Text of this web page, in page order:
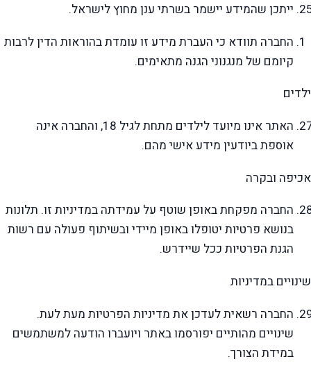
ייתכן שהמידע יישמר בשרתי ענן מחוץ לישראל.
החברה תוודא כי העברת מידע זו עומדת בהוראות הדין לרבות
קיומם של מנגנוני הגנה מתאימים.
ילדים
האתר אינו מיועד לילדים מתחת לגיל 18, והחברה אינה
אוספת ביודעין מידע אישי מהם.
אכיפה ובקרה
החברה מפקחת באופן שוטף על עמידתה במדיניות זו. תלונות
בנושא פרטיות יטופלו באופן מיידי ובשיתוף פעולה עם רשות
הגנת הפרטיות ככל שיידרש.
שינויים במדיניות
החברה רשאית לעדכן את מדיניות הפרטיות מעת לעת.
שינויים מהותיים יפורסמו באתר ויועברו הודעה למשתמשים
במידת הצורך.